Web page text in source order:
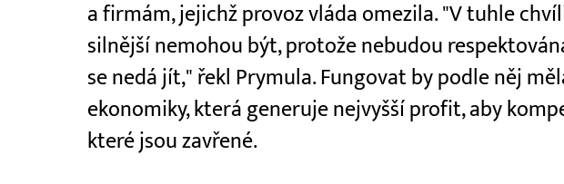
a firmám, jejichž provoz vláda omezila. "V tuhle
silnější nemohou být, protože nebudou
se nedá jít," řekl Prymula. Fungovat by podle něj
ekonomiky, která generuje nejvyšší profit, aby
které jsou zavřené.